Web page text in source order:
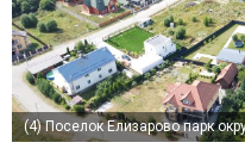
(4)Поселок Елизарово парк